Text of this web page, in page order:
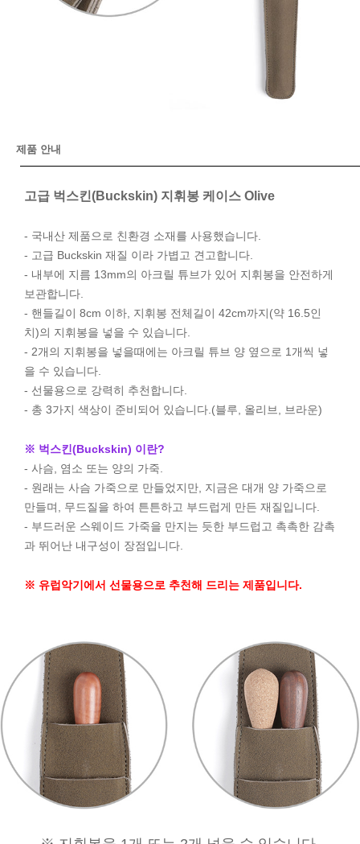
제품 안내
고급 벅스킨(Buckskin) 지휘봉 케이스 Olive
- 국내산 제품으로 친환경 소재를 사용했습니다.
- 고급 Buckskin 재질 이라 가볍고 견고합니다.
- 내부에 지름 13mm의 아크릴 튜브가 있어 지휘봉을 안전하게
보관합니다.
- 핸들길이 8cm 이하, 지휘봉 전체길이 42cm까지(약 16.5인
치)의 지휘봉을 넣을 수 있습니다.
- 2개의 지휘봉을 넣을때에는 아크릴 튜브 양 옆으로 1개씩 넣
을 수 있습니다.
- 선물용으로 강력히 추천합니다.
- 총 3가지 색상이 준비되어 있습니다.(블루, 올리브, 브라운)
※ 벅스킨(Buckskin) 이란?
- 사슴, 염소 또는 양의 가죽.
- 원래는 사슴 가죽으로 만들었지만, 지금은 대개 양 가죽으로
만들며, 무드질을 하여 튼튼하고 부드럽게 만든 재질입니다.
- 부드러운 스웨이드 가죽을 만지는 듯한 부드럽고 촉촉한 감촉
과 뛰어난 내구성이 장점입니다.
※ 유럽악기에서 선물용으로 추천해 드리는 제품입니다.